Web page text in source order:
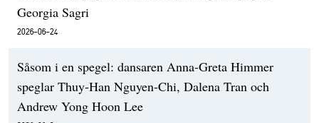
Georgia Sagri
2026-06-24
Såsom i en spegel: dansaren Anna-Greta Himmer
speglar Thuy-Han Nguyen-Chi, Dalena Tran och
Andrew Yong Hoon Lee